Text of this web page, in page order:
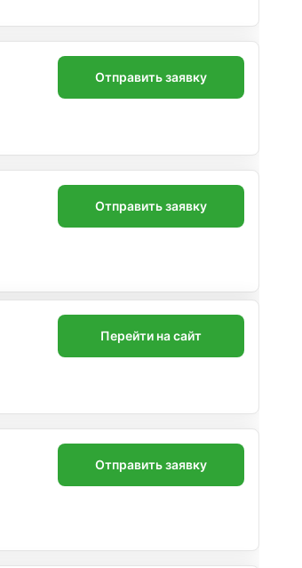
Отправить заявку
Отправить заявку
Перейти на сайт
Отправить заявку